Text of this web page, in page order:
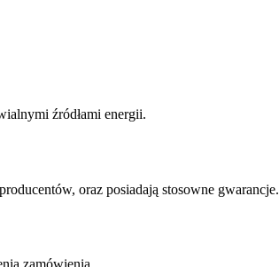
źródłami energii.
oraz posiadają stosowne gwarancje.